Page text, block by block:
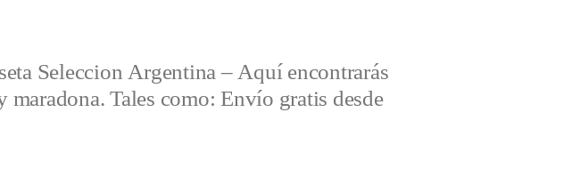
Seleccion Argentina – Aquí encontrarás
maradona. Tales como: Envío gratis desde